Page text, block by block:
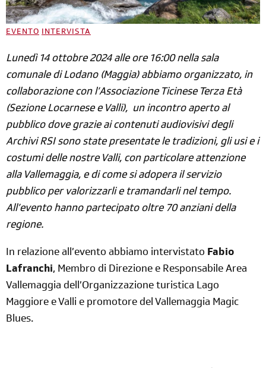
EVENTO INTERVISTA
Lunedì 14 ottobre 2024 alle ore 16:00 nella sala
comunale di Lodano (Maggia) abbiamo organizzato, in
collaborazione con l’Associazione Ticinese Terza Età
(Sezione Locarnese e Valli), un incontro aperto al
pubblico dove grazie ai contenuti audiovisivi degli
Archivi RSI sono state presentate le tradizioni, gli usi e i
costumi delle nostre Valli, con particolare attenzione
alla Vallemaggia, e di come si adopera il servizio
pubblico per valorizzarli e tramandarli nel tempo.
All’evento hanno partecipato oltre 70 anziani della
regione.
In relazione all’evento abbiamo intervistato Fabio
Lafranchi, Membro di Direzione e Responsabile Area
Vallemaggia dell’Organizzazione turistica Lago
Maggiore e Valli e promotore del Vallemaggia Magic
Blues.